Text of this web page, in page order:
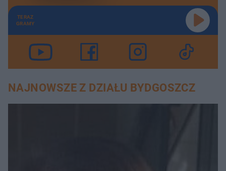
TERAZ
GRAMY
NAJNOWSZE Z DZIAŁU BYDGOSZCZ